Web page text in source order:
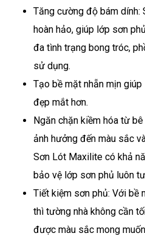
Tăng cường độ bám
hoàn hảo, giúp lớp sơn
đa tình trạng bong tróc,
sử dụng.
Tạo bề mặt nhẵn mịn
đẹp mắt hơn.
Ngăn chặn kiềm hóa từ
ảnh hưởng đến màu sắc
Sơn Lót Maxilite có khả
bảo vệ lớp sơn phủ luôn
Tiết kiệm sơn phủ: Với
thì tường nhà không cần
được màu sắc mong